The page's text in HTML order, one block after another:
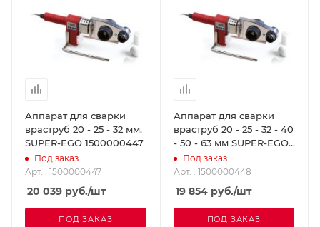
Аппарат для сварки
враструб 20 - 25 - 32 мм.
SUPER-EGO 1500000447
Под заказ
Арт. : 1500000447
20 039 руб./шт
ПОД ЗАКАЗ
Аппарат для сварки
враструб 20 - 25 - 32 - 40
- 50 - 63 мм SUPER-EGO
1500000448
Под заказ
Арт. : 1500000448
19 854руб./шт
ПОД ЗАКАЗ